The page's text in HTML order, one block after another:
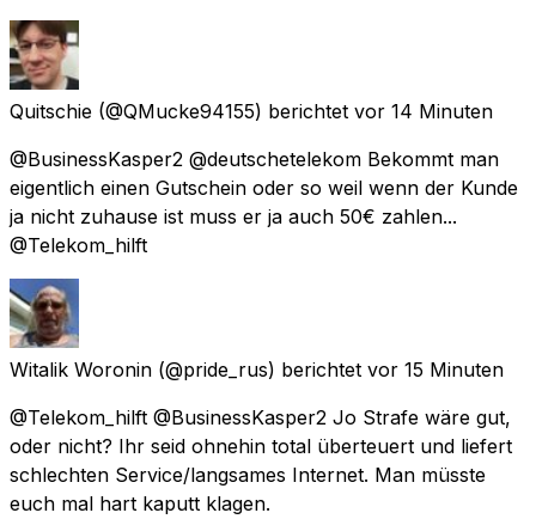
Quitschie (@QMucke94155) berichtet vor 14 Minuten
@BusinessKasper2 @deutschetelekom Bekommt man
eigentlich einen Gutschein oder so weil wenn der Kunde
ja nicht zuhause ist muss er ja auch 50€ zahlen...
@Telekom_hilft
Witalik Woronin (@pride_rus) berichtet vor 15 Minuten
@Telekom_hilft @BusinessKasper2 Jo Strafe wäre gut,
oder nicht? Ihr seid ohnehin total überteuert und liefert
schlechten Service/langsames Internet. Man müsste
euch mal hart kaputt klagen.